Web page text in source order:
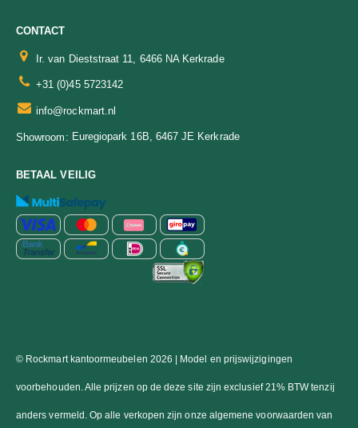
CONTACT
Ir. van Dieststraat 11, 6466 NA Kerkrade
+31 (0)45 5723142
info@rockmart.nl
Showroom: Euregiopark 16B, 6467 JE Kerkrade
BETAAL VEILIG
© Rockmart kantoormeubelen 2026 | Model en prijswijzigingen
voorbehouden. Alle prijzen op de deze site zijn exclusief 21% BTW tenzij
anders vermeld. Op alle verkopen zijn onze algemene voorwaarden van